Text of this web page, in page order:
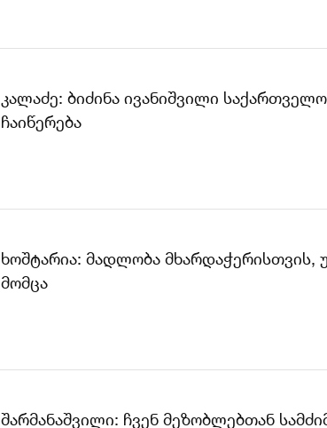
კალაძე: ბიძინა ივანიშვილი
ჩაიწერება
ხოშტარია: მადლობა მხარდაჭერისთვის,
მომცა
შარმანაშვილი: ჩვენ მეზობლებთან